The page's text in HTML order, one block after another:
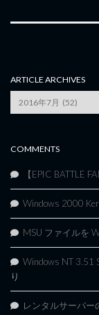
ARTICLE ARCHIVES
Article
Archives
COMMENTS
【EPIC BATTLE
Windows 2000
MSU ファイルを
Windows NT 3.51
り
レンタルサーバー